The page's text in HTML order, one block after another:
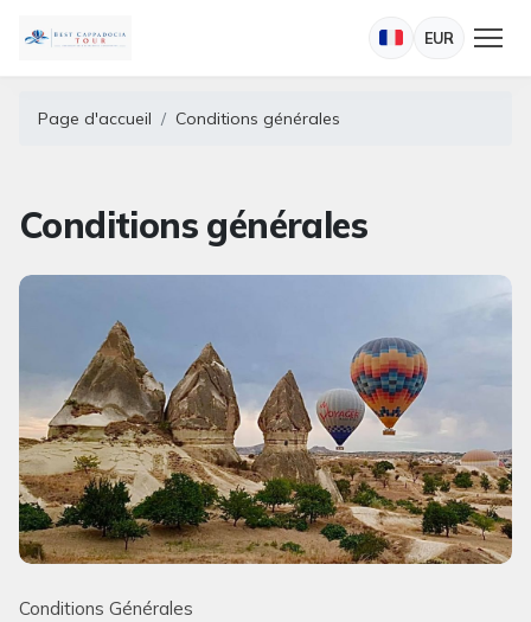
EUR
Page d'accueil Conditions générales
Conditions générales
Conditions Générales